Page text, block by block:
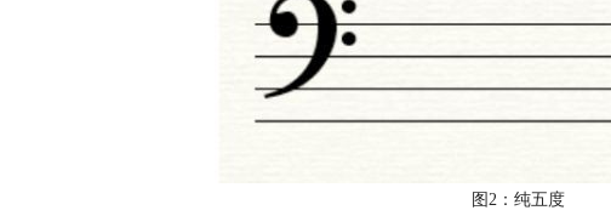
图2：纯五度